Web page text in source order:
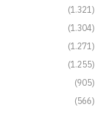
(1.321)
(1.304)
(1.271)
(1.255)
(905)
(566)